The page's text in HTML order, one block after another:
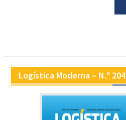
Logística Moderna – N.º 204